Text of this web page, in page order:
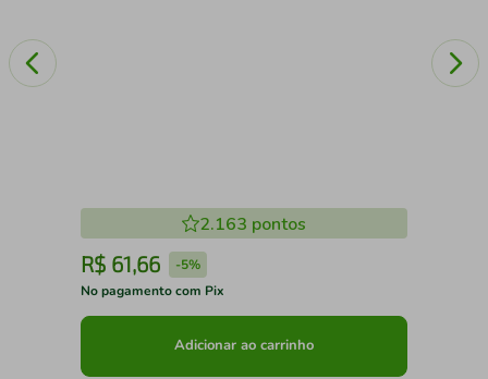
2.163 pontos
R$ 61,66 -5%
No pagamento com Pix
Adicionar ao carrinho